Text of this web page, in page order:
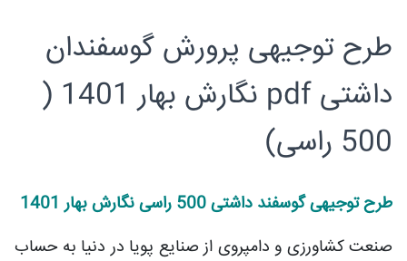
طرح توجیهی پرورش گوسفندان
داشتی pdf نگارش بهار 1401 (
500 راسی)
طرح توجیهی گوسفند داشتی 500 راسی نگارش بهار 1401
صنعت کشاورزی و دامپروی از صنایع پویا در دنیا به حساب